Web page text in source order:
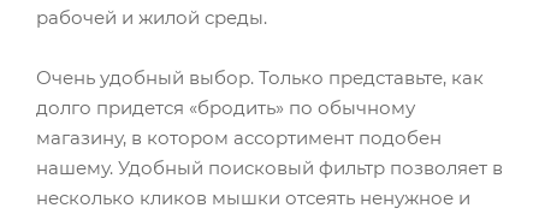
рабочей и жилой среды.
Очень удобный выбор. Только представьте, как
долго придется «бродить» по обычному
магазину, в котором ассортимент подобен
нашему. Удобный поисковый фильтр позволяет в
несколько кликов мышки отсеять ненужное и